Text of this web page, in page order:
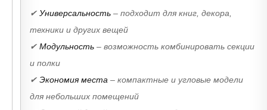
✔ Универсальность – подходит для книг, декора,
техники и других вещей
✔ Модульность – возможность комбинировать секции
и полки
✔ Экономия места – компактные и угловые модели
для небольших помещений